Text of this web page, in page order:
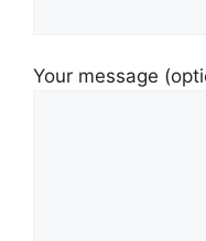
Your message